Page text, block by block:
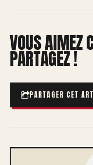
VOUS AIMEZ
PARTAGEZ !
PARTAGER CET